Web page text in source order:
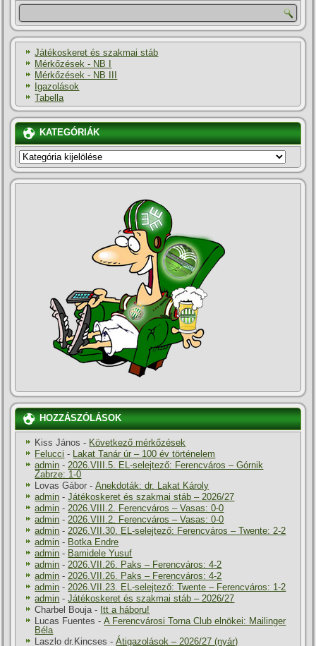
Játékoskeret és szakmai stáb
Mérkőzések - NB I
Mérkőzések - NB III
Igazolások
Tabella
KATEGÓRIÁK
KATEGÓRIÁK
HOZZÁSZÓLÁSOK
Kiss János - Következő mérkőzések
Felucci - Lakat Tanár úr – 100 év történelem
admin -2026.VIII.5. EL-selejtező: Ferencváros – Górnik
Zabrze: 1-0
Lovas Gábor -Anekdoták: dr. Lakat Károly
admin -Játékoskeret és szakmai stáb – 2026/27
admin -2026.VIII.2. Ferencváros – Vasas: 0-0
admin -2026.VIII.2. Ferencváros – Vasas: 0-0
admin -2026.VII.30. EL-selejtező: Ferencváros – Twente: 2-2
admin - Botka Endre
admin - Bamidele Yusuf
admin -2026.VII.26. Paks – Ferencváros: 4-2
admin -2026.VII.26. Paks – Ferencváros: 4-2
admin -2026.VII.23. EL-selejtező: Twente – Ferencváros: 1-2
admin -Játékoskeret és szakmai stáb – 2026/27
Charbel Bouja- Itt a háboru!
Lucas Fuentes -A Ferencvárosi Torna Club elnökei: Mailinger
Béla
Laszlo dr.Kincses -Átigazolások – 2026/27 (nyár)